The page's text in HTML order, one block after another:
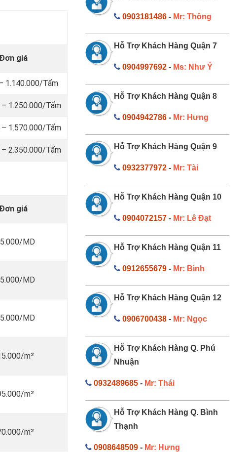
Đơn giá
1.140.000/Tấm
– 1.250.000/Tấm
– 1.570.000/Tấm
2.350.000/Tấm
Đơn giá
MD
MD
MD
m²
m²
m²
0903181486 - Mr: Thông
Hỗ Trợ Khách Hàng Quận 7
0904997692 - Ms: Như Ý
Hỗ Trợ Khách Hàng Quận 8
0904942786 - Mr: Hưng
Hỗ Trợ Khách Hàng Quận 9
0932377972 - Mr: Tài
Hỗ Trợ Khách Hàng Quận 10
0904072157 - Mr: Lê Đạt
Hỗ Trợ Khách Hàng Quận 11
0912655679 - Mr: Bình
Hỗ Trợ Khách Hàng Quận 12
0906700438 - Mr: Ngọc
Hỗ Trợ Khách Hàng Q. Phú
Nhuận
0932489685- Mr: Thái
Hỗ Trợ Khách Hàng Q. Bình
Thạnh
0908648509- Mr: Hưng